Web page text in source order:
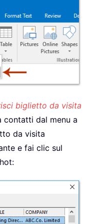
biglietto da visita
contatti dal menu a
da visita
e fai clic sul